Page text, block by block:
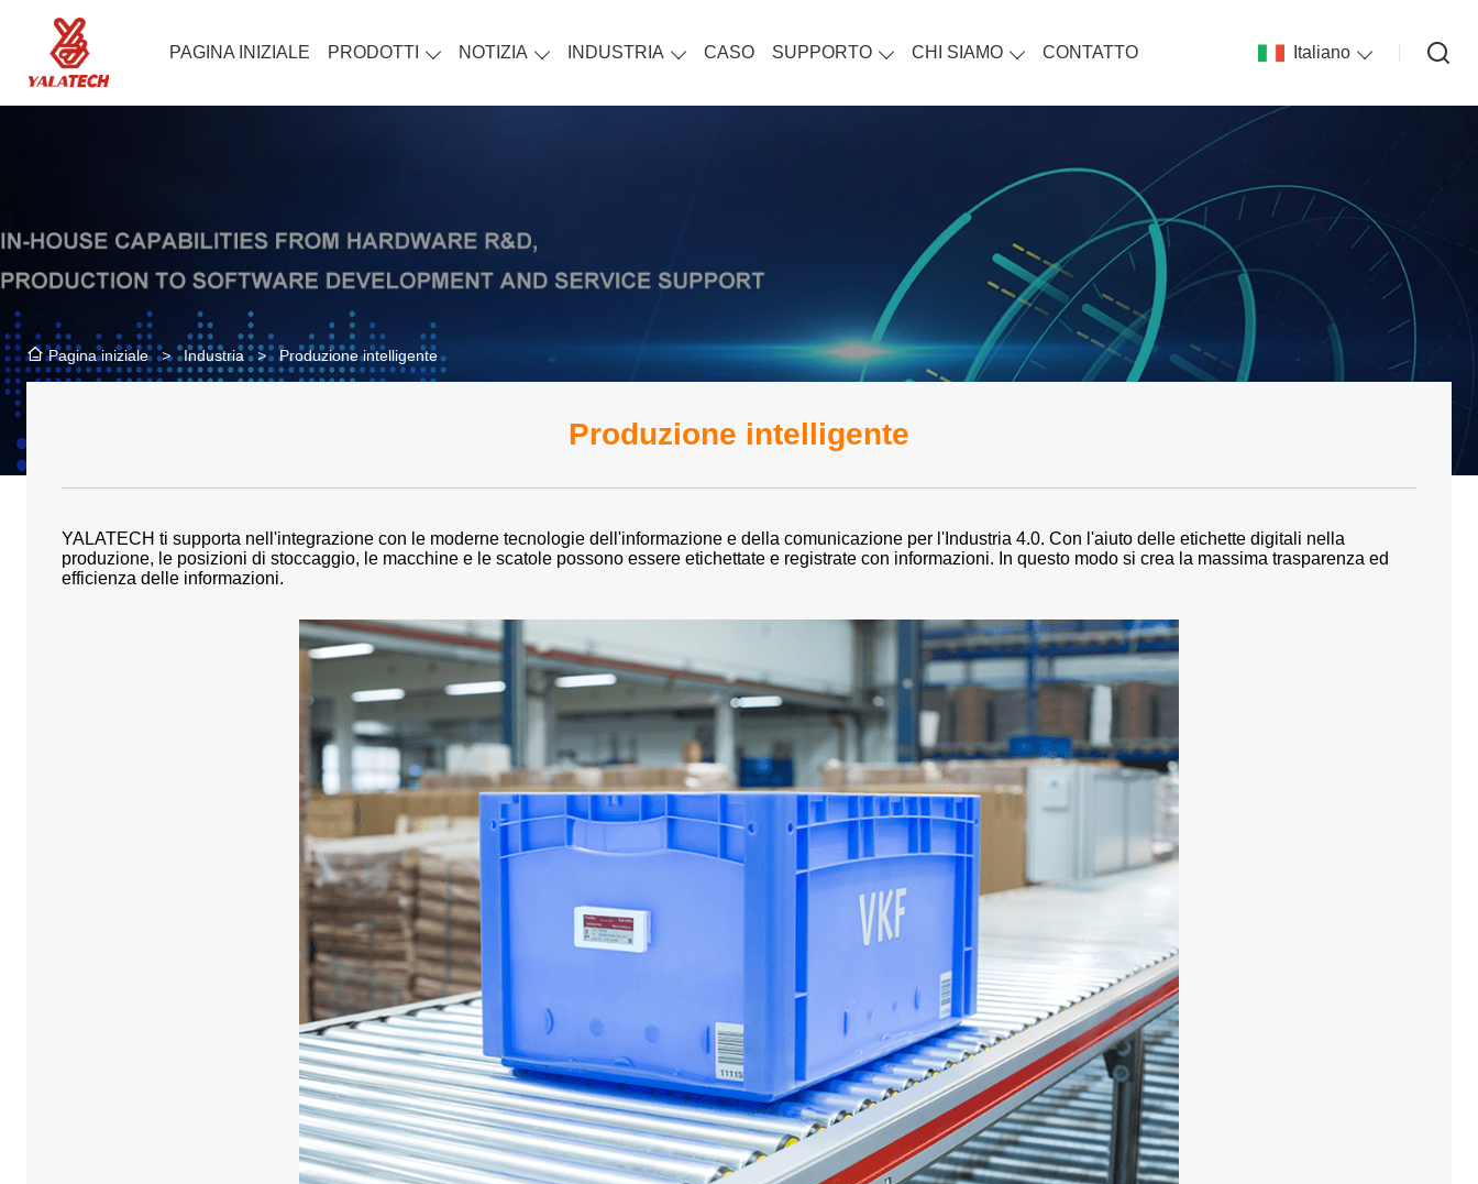
PAGINA INIZIALE PRODOTTI NOTIZIA INDUSTRIA CASO SUPPORTO CHI SIAMO CONTATTO Italiano
Pagina iniziale > Industria > Produzione intelligente
Produzione intelligente
YALATECH ti supporta nell'integrazione con le moderne tecnologie dell'informazione e della comunicazione per l'Industria 4.0. Con l'aiuto delle etichette digitali nella
produzione, le posizioni di stoccaggio, le macchine e le scatole possono essere etichettate e registrate con informazioni. In questo modo si crea la massima trasparenza ed
efficienza delle informazioni.